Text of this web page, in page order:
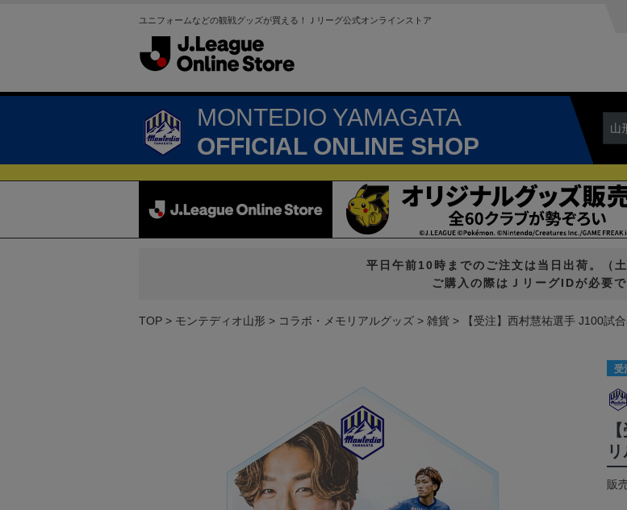
ユニフォームなどの観戦グッズが買える！Ｊリーグ公式オンラインストア
MONTEDIO YAMAGATA
OFFICIAL ONLINE SHOP
山
平日午前10時までのご注文は当日出荷。（土
ご購入の際はＪリーグIDが必要で
TOP モンテディオ山形 コラボ・メモリアルグッズ 雑貨 【受注】西村慧祐選手 J100試
受
販